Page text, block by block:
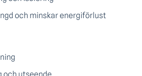
och minskar energiförlust